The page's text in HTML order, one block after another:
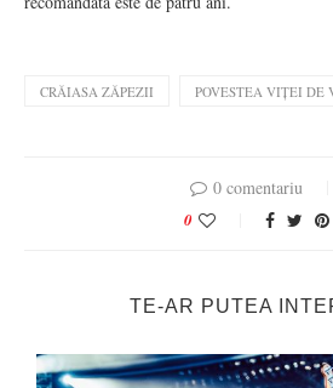
CRĂIASA ZĂPEZII POVESTEA VIȚEI DE
0 comentariu
0
TE-AR PUTEA